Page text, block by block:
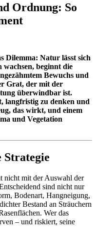
Ordnung: So
Dilemma: Natur lässt sich
beginnt die
Bewuchs und
Grat, der mit der
überwindbar ist.
langfristig zu denken und
das wirkt, und einem
und Vegetation
Strategie
nicht mit der Auswahl der
sind nicht nur
Bodenart, Hangneigung,
Bestand an Sträuchern
Wer das
– und riskiert, seine